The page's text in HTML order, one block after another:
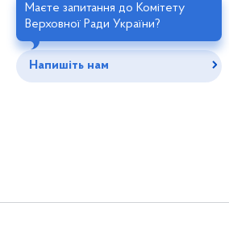
Маєте запитання до Комітету
Верховної Ради України?
Напишіть нам